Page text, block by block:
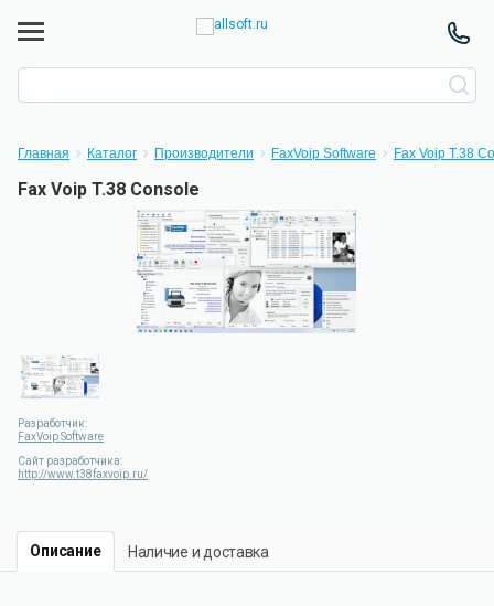
Главная Каталог Производители FaxVoip Software Fax Voip T.38
Fax Voip T.38 Console
Разработчик:
FaxVoip Software
Сайт разработчика:
http://www.t38faxvoip.ru/
Описание Наличие и доставка